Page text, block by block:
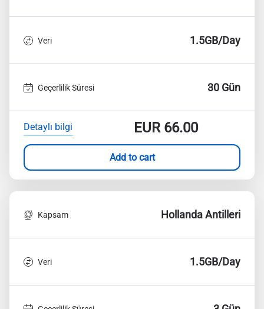
Veri 1.5GB/Day
Geçerlilik Süresi 30 Gün
Detaylı bilgi EUR66.00
Add to cart
Kapsam Hollanda Antilleri
Veri 1.5GB/Day